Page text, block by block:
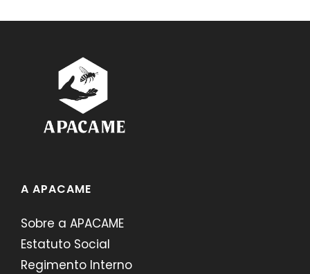
A APACAME
Sobre a APACAME
Estatuto Social
Regimento Interno